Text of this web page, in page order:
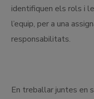
identifiquen els rols i
l’equip, per a una
responsabilitats.
En treballar juntes en